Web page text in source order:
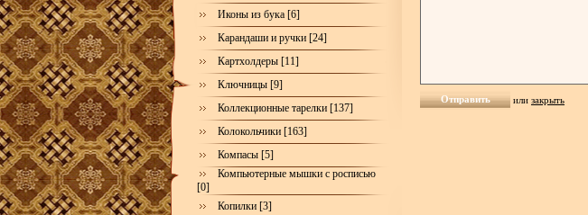
Иконы из бука [6]
Карандаши и ручки [24]
Картхолдеры [11]
Ключницы [9]
Коллекционные тарелки [137]
Колокольчики [163]
Компасы [5]
Компьютерные мышки с росписью
[0]
Копилки [3]
или закрыть